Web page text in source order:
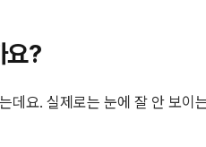
요?
데요. 실제로는 눈에 잘 안 보이